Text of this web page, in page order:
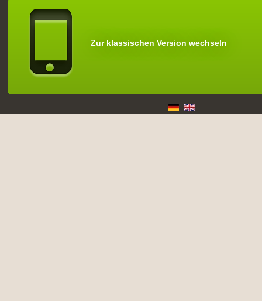
Zur klassischen Version wechseln